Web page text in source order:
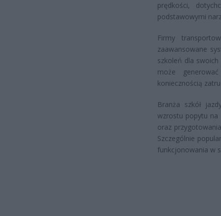
prędkości,
podstawowymi
Firmy
zaawansowane
szkoleń dla
może
koniecznością
Branża szkół
wzrostu popytu na
oraz
Szczególnie
funkcjonowania w